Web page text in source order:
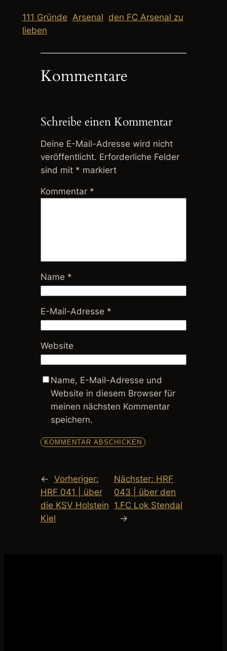
111 Gründe Arsenal den FC Arsenal zu
lieben
Kommentare
Schreibe einen Kommentar
Deine E-Mail-Adresse wird nicht
veröffentlicht. Erforderliche Felder
sind mit * markiert
Kommentar *
Name *
E-Mail-Adresse *
Website
Name, E-Mail-Adresse und
Website in diesem Browser für
meinen nächsten Kommentar
speichern.
←
Vorheriger:
HRF 041 | über
die KSV Holstein
Kiel
Nächster: HRF
043 | über den
1.FC Lok Stendal
→